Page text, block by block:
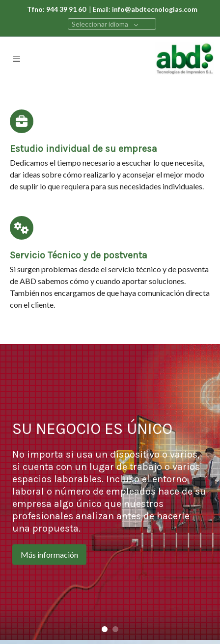
Tfno: 944 39 91 60| Email: info@abdtecnologias.com
Seleccionar idioma
Estudio individual de su empresa
Dedicamos el tiempo necesario a escuchar lo que necesita,
dar ideas sobre cómo realizarlo y aconsejar el mejor modo
de suplir lo que requiera para sus necesidades individuales.
Servicio Técnico y de postventa
Si surgen problemas desde el servicio técnico y de posventa
de ABD sabemos cómo y cuando aportar soluciones.
También nos encargamos de que haya comunicación directa
con el cliente.
SU NEGOCIO ES ÚNICO
No importa si usa un dispositivo o varios,
si cuenta con un lugar de trabajo o varios
espacios laborables. Incluso el entorno
laboral o número de empleados hace de su
empresa algo único que nuestros
profesionales analizan antes de hacerle
una propuesta.
Más información